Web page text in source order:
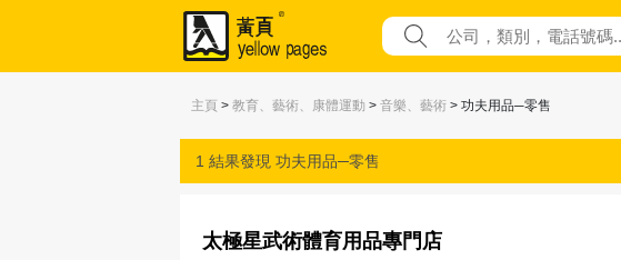
主頁 > 教育、藝術、康體運動 > 音樂、藝術 > 功夫用品─零售
1 結果發現 功夫用品─零售
太極星武術體育用品專門店